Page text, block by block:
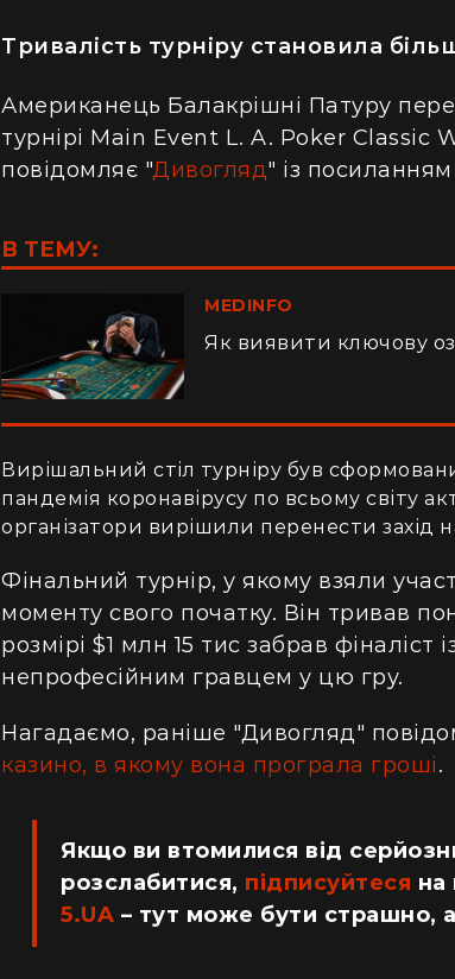
Тривалість турніру становила
Американець Балакрішні Патуру
турнірі Main Event L. A. Poker Classic
повідомляє "Дивогляд" із
В ТЕМУ:
MEDINFO
Як виявити ключову
Вирішальний стіл турніру був
пандемія коронавірусу по всьому світу
організатори вирішили перенести захід
Фінальний турнір, у якому взяли
моменту свого початку. Він тривав
розмірі $1 млн 15 тис забрав
непрофесійним гравцем у цю гру.
Нагадаємо, раніше "Дивогляд"
казино, в якому вона програла гроші.
Якщо ви втомилися від
розслабитися, підписуйтеся на
5.UA – тут може бути страшно,